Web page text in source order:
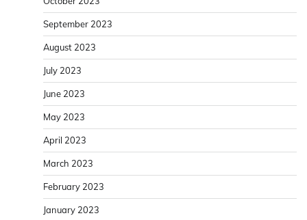
September 2023
August 2023
July 2023
June 2023
May 2023
April 2023
March 2023
February 2023
January 2023